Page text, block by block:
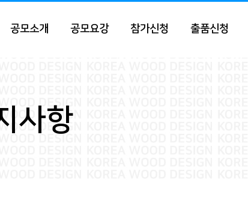
공모소개 공모요강 참가신청 출품신청
사항